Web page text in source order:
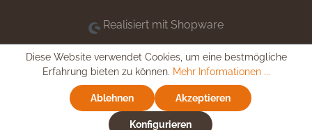
Realisiert mit Shopware
Diese Website verwendet Cookies, um eine bestmögliche
Erfahrung bieten zu können. Mehr Informationen ...
Ablehnen Akzeptieren
Konfigurieren